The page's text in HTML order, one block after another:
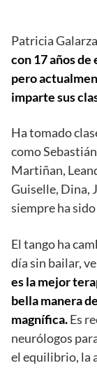
Patricia
con 17 años
pero
imparte sus
Ha tomado
como
Martiñan,
Guiselle, Dina,
siempre ha
El tango ha
día sin bailar,
es la mejor
bella manera
magnífica.Es
neurólogos
el equilibrio, la